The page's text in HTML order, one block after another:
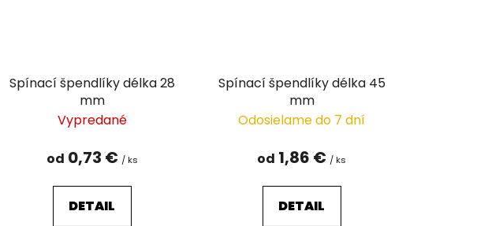
Spínací špendlíky délka 28
mm
Vypredané
od 0,73 € / ks
DETAIL
Spínací špendlíky délka 45
mm
Odosielame do 7 dní
od 1,86 € / ks
DETAIL